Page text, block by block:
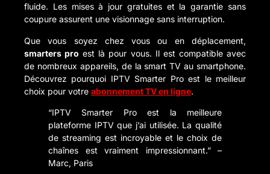
fluide. Les mises à jour gratuites et la garantie sans
coupure assurent une visionnage sans interruption.
Que vous soyez chez vous ou en déplacement,
smarters pro est là pour vous. Il est compatible avec
de nombreux appareils, de la smart TV au smartphone.
Découvrez pourquoi IPTV Smarter Pro est le meilleur
choix pour votre abonnement TV en ligne.
“IPTV Smarter Pro est la meilleure
plateforme IPTV que j’ai utilisée. La qualité
de streaming est incroyable et le choix de
chaînes est vraiment impressionnant.” –
Marc, Paris